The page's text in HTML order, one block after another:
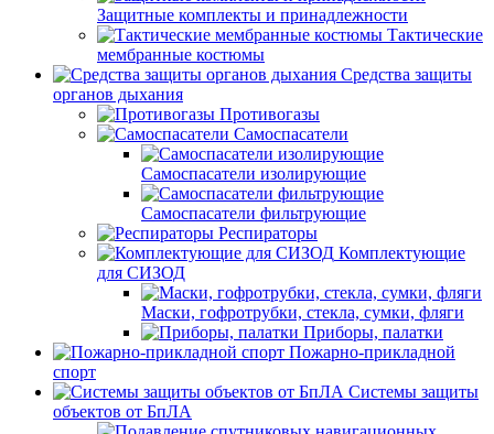
Защитные комплекты и принадлежности
Тактические
мембранные костюмы
Средства защиты
органов дыхания
Противогазы
Самоспасатели
Самоспасатели изолирующие
Самоспасатели фильтрующие
Респираторы
Комплектующие
для СИЗОД
Маски, гофротрубки, стекла, сумки, фляги
Приборы, палатки
Пожарно-прикладной
спорт
Системы защиты
объектов от БпЛА